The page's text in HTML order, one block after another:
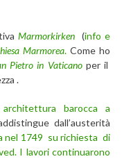
Marmorkirken (info e
Marmorea. Come ho
Pietro in Vaticanoper il
.
barocca a
dall’austerità
nel 1749 su richiesta di
I lavori continuarono